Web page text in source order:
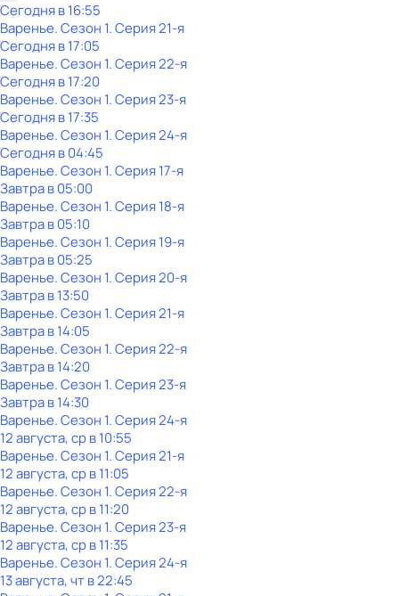
Сегодня в 16:55
Варенье. Сезон 1. Серия 21-я
Сегодня в 17:05
Варенье. Сезон 1. Серия 22-я
Сегодня в 17:20
Варенье. Сезон 1. Серия 23-я
Сегодня в 17:35
Варенье. Сезон 1. Серия 24-я
Сегодня в 04:45
Варенье. Сезон 1. Серия 17-я
Завтра в 05:00
Варенье. Сезон 1. Серия 18-я
Завтра в 05:10
Варенье. Сезон 1. Серия 19-я
Завтра в 05:25
Варенье. Сезон 1. Серия 20-я
Завтра в 13:50
Варенье. Сезон 1. Серия 21-я
Завтра в 14:05
Варенье. Сезон 1. Серия 22-я
Завтра в 14:20
Варенье. Сезон 1. Серия 23-я
Завтра в 14:30
Варенье. Сезон 1. Серия 24-я
12 августа, ср в 10:55
Варенье. Сезон 1. Серия 21-я
12 августа, ср в 11:05
Варенье. Сезон 1. Серия 22-я
12 августа, ср в 11:20
Варенье. Сезон 1. Серия 23-я
12 августа, ср в 11:35
Варенье. Сезон 1. Серия 24-я
13 августа, чт в 22:45